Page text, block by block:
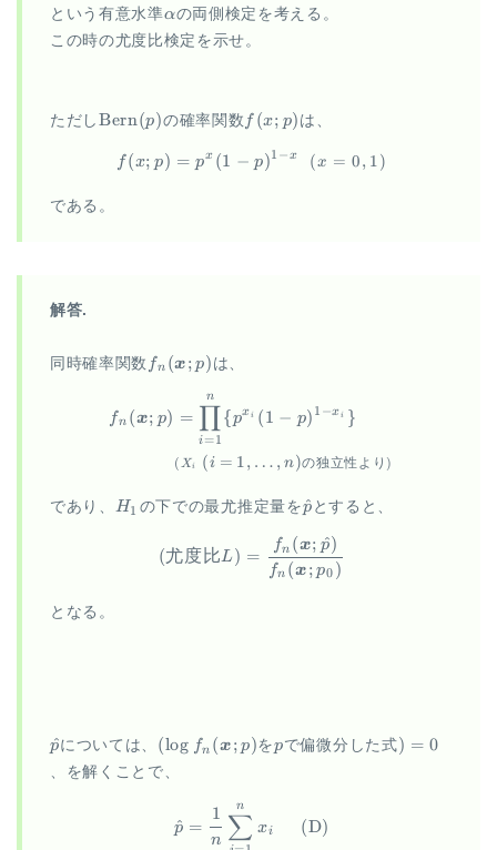
p_0
という有意水準\alpha
αの両側検定を考える。
この時の尤度比検定を示せ。
ただし\Bern(p)
Bern(p)の確率関数 f(x;p)
f(x; p) は、
\begin{aligned} f(x;p) =
f(x; p) = px (1 − p)1 −x (x = 0, 1)
である。
解答.
同時確率関数 f_n(\vec
fn (x; p) は、
\begin{aligned} f_n(\vec
fn (x; p) =
i=1
∏
n
{pxi (1 − p) 1 −xi }
(Xi (i = 1, … , n)の独立性より )
であり、 H_1
H1 の下での最尤推定量を\hat{p}
p
^ とすると、
\begin{aligned} (尤度比L)
(尤度比L) =
fn (x; p0 )
fn (x; p
^)
となる。
\hat{p}
p
^については、 (\log
f_n(\vec
x; p)
(log fn (x;p)をp
pで偏微分した式)=0
) = 0
、を解くことで、
p
^ =
n
1 ∑
n
xi (D)